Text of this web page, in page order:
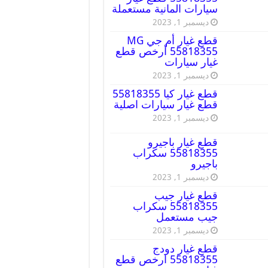
سيارات المانية مستعملة
ديسمبر 1, 2023
قطع غيار أم جي MG
55818355 أرخص قطع
غيار سيارات
ديسمبر 1, 2023
قطع غيار كيا 55818355
قطع غيار سيارات اصلية
ديسمبر 1, 2023
قطع غيار باجيرو
55818355 سكراب
باجيرو
ديسمبر 1, 2023
قطع غيار جيب
55818355 سكراب
جيب مستعمل
ديسمبر 1, 2023
قطع غيار دودج
55818355 ارخص قطع